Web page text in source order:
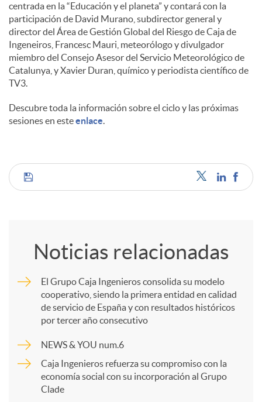
centrada en la “Educación y el planeta” y contará con la
participación de David Murano, subdirector general y
director del Área de Gestión Global del Riesgo de Caja de
Ingeneiros, Francesc Mauri, meteorólogo y divulgador
miembro del Consejo Asesor del Servicio Meteorológico de
Catalunya, y Xavier Duran, químico y periodista científico de
TV3.
Descubre toda la información sobre el ciclo y las próximas
sesiones en esteenlace.
C
m
a
Noticias relacionadas
El Grupo Caja Ingenieros consolida su modelo
cooperativo, siendo la primera entidad en calidad
de servicio de España y con resultados históricos
por tercer año consecutivo
NEWS & YOU num.6
Caja Ingenieros refuerza su compromiso con la
economía social con su incorporación al Grupo
Clade